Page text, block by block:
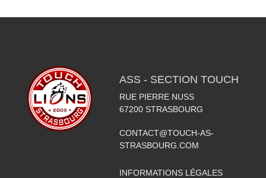
ASS - SECTION TOUCH
RUE PIERRE NUSS
67200 STRASBOURG
CONTACT@TOUCH-AS-
STRASBOURG.COM
INFORMATIONS LÉGALES